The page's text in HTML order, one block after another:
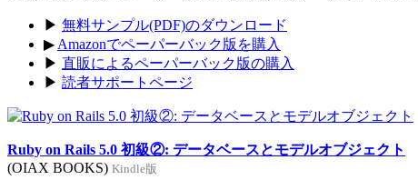
▶ 無料サンプル(PDF)のダウンロード
▶ Amazonでペーパーバック版を購入
▶ 直販によるペーパーバック版の購入
▶ 読者サポートページ
Ruby on Rails 5.0 初級②: データベースとモデルオブジェクト
(OIAX BOOKS) Kindle版